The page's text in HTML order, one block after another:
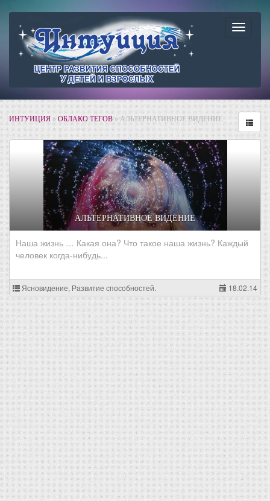
ИНТУИЦИЯ»ОБЛАКО ТЕГОВ» АЛЬТЕРНАТИВНОЕ ВИДЕНИЕ
АЛЬТЕРНАТИВНОЕ ВИДЕНИЕ
Наша жизнь … Какая она? Что такое наша жизнь? Каждый
человек когда-нибудь...
Ясновидение, Развитие способностей. 18.02.14